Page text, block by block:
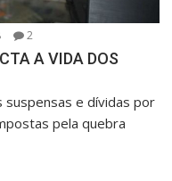
2
A VIDA DOS
suspensas e dívidas por
pela quebra